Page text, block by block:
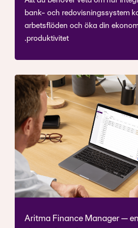
bank- och redovisningssystem
arbetsflöden och öka din
produktivitet.
Aritma Finance Manager —